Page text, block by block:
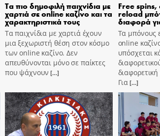
Τα πιο δημοφιλή παιχνίδια με
χαρτιά σε online καζίνο και τα
χαρακτηριστικά τους
Τα παιχνίδια με χαρτιά έχουν
μια ξεχωριστή θέση στον κόσμο
των online καζίνο. Δεν
απευθύνονται μόνο σε παίκτες
που ψάχνουν […]
Free spins,
reload
διαφορά
Τα μπόνους
online
υπόσχεται
Για[…]